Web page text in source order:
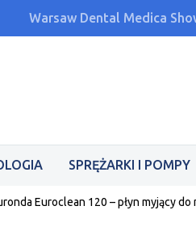
Warsaw Dental Medica
SPRĘŻARKI I POMPY
Euroclean 120 – płyn myjący do